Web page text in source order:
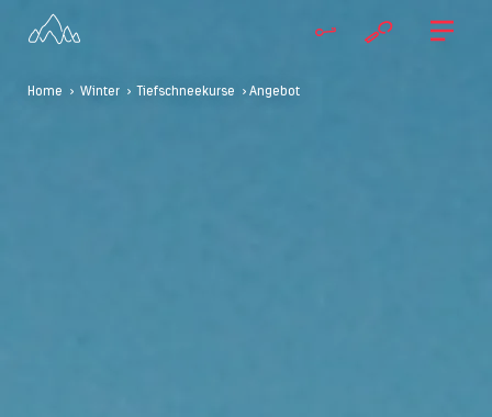
Home > Winter > Tiefschneekurse > Angebot